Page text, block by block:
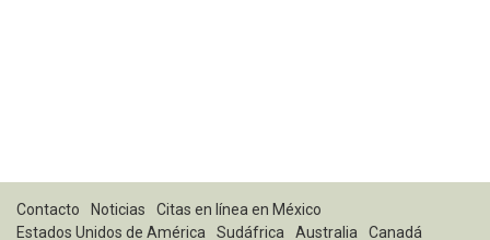
Contacto Noticias
Citas en línea en México
Estados Unidos de América
Sudáfrica Australia Canadá